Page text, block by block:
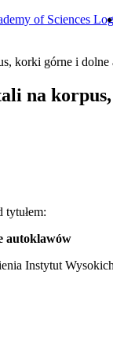
korki górne i
na
autoklawów
Instytut